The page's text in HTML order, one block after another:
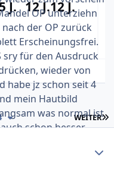
OP unterziehn
der OP zurück
Erscheinungsfrei.
sry für den Ausdruck
wieder von
habe jz schon seit 4
mein Hautbild
was normal ist
schon besser.
Fragen zu
Stellen, ich weis
J. 12 J.12 J.
erweitern
WEITER